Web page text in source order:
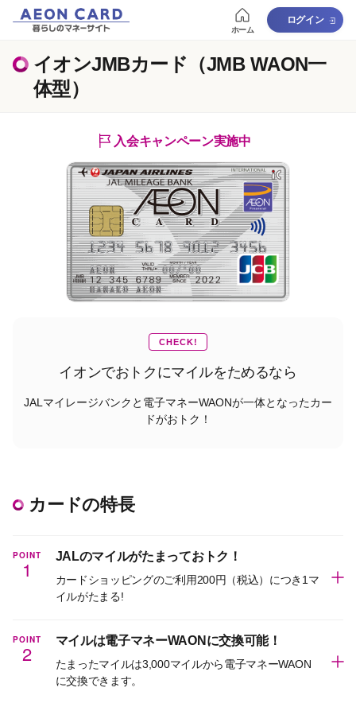
ホーム
ログイン
イオンJMBカード（JMB WAON一
体型）
入会キャンペーン実施中
CHECK!
イオンでおトクにマイルをためるなら
JALマイレージバンクと電子マネーWAONが一体となったカー
ドがおトク！
カードの特長
POINT
1
JALのマイルがたまっておトク！
カードショッピングのご利用200円（税込）につき1マ
イルがたまる!
POINT
2
マイルは電子マネーWAONに交換可能！
たまったマイルは3,000マイルから電子マネーWAON
に交換できます。